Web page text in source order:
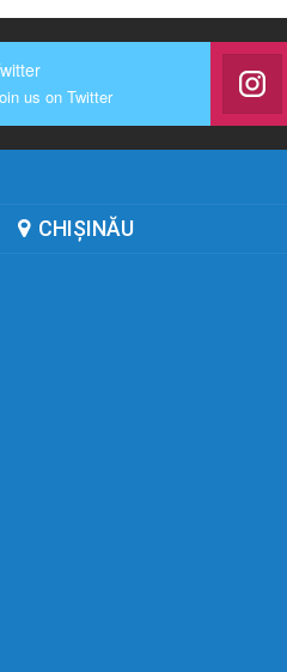
us on Twitter
CHIȘINĂU